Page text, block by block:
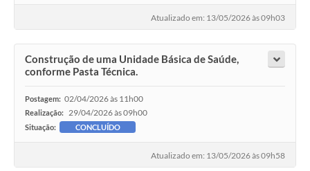
Atualizado em: 13/05/2026 às 09h03
Construção de uma Unidade Básica de Saúde,
conforme Pasta Técnica.
Postagem: 02/04/2026 às 11h00
Realização: 29/04/2026 às 09h00
Situação: CONCLUÍDO
Atualizado em: 13/05/2026 às 09h58